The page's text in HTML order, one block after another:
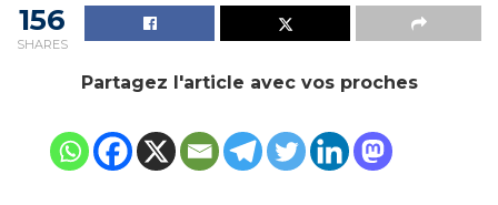
156
SHARES
Partagez l'article avec vos proches